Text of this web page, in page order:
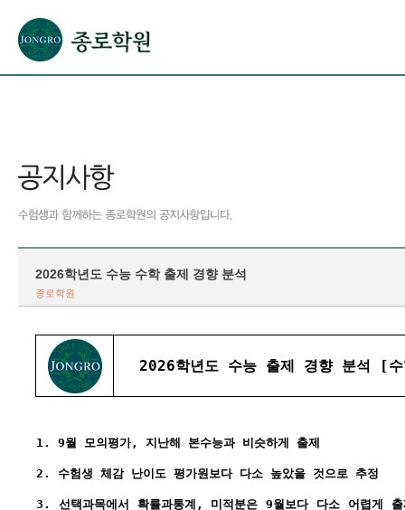
2026학년도 수능 수학 출제 경향 분석
종로학원
2026학년도 수능 출제 경향 분석 [
1. 9월 모의평가, 지난해 본수능과 비슷하게 출제
2. 수험생 체감 난이도 평가원보다 다소 높았을 것으로 추정
3. 선택과목에서 확률과통계, 미적분은 9월보다 다소 어렵게